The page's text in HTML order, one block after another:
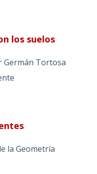
los suelos
Germán Tortosa
la Geometría